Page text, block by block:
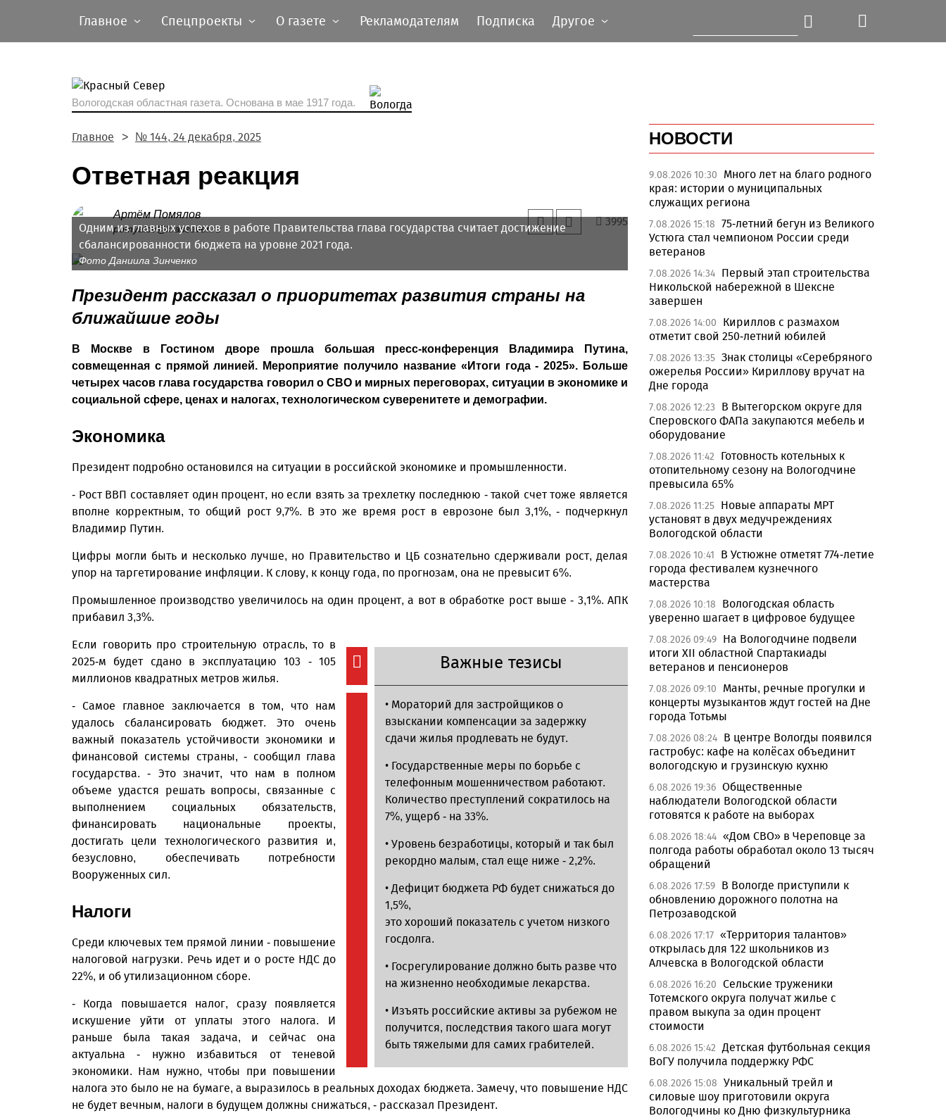
Главное Спецпроекты О газете Рекламодателям Подписка Другое
Вологодская областная газета. Основана в мае 1917 года.
Главное № 144, 24 декабря, 2025
Ответная реакция
Артём Помялов
pomyalov@krassever.ru
3995
Одним из главных успехов в работе Правительства глава государства считает достижение
сбалансированности бюджета на уровне 2021 года.
Фото Даниила Зинченко
Президент рассказал о приоритетах развития страны на
ближайшие годы
В Москве в Гостином дворе прошла большая пресс-конференция Владимира Путина,
совмещенная с прямой линией. Мероприятие получило название «Итоги года - 2025». Больше
четырех часов глава государства говорил о СВО и мирных переговорах, ситуации в экономике и
социальной сфере, ценах и налогах, технологическом суверенитете и демографии.
Экономика
Президент подробно остановился на ситуации в российской экономике и промышленности.
- Рост ВВП составляет один процент, но если взять за трехлетку последнюю - такой счет тоже является
вполне корректным, то общий рост 9,7%. В это же время рост в еврозоне был 3,1%, - подчеркнул
Владимир Путин.
Цифры могли быть и несколько лучше, но Правительство и ЦБ сознательно сдерживали рост, делая
упор на таргетирование инфляции. К слову, к концу года, по прогнозам, она не превысит 6%.
Промышленное производство увеличилось на один процент, а вот в обработке рост выше - 3,1%. АПК
прибавил 3,3%.
Важные тезисы
• Мораторий для застройщиков о
взыскании компенсации за задержку
сдачи жилья продлевать не будут.
• Государственные меры по борьбе с
телефонным мошенничеством работают.
Количество преступлений сократилось на
7%, ущерб - на 33%.
• Уровень безработицы, который и так был
рекордно малым, стал еще ниже - 2,2%.
• Дефицит бюджета РФ будет снижаться до
1,5%,
это хороший показатель с учетом низкого
госдолга.
• Госрегулирование должно быть разве что
на жизненно необходимые лекарства.
• Изъять российские активы за рубежом не
получится, последствия такого шага могут
быть тяжелыми для самих грабителей.
Если говорить про строительную отрасль, то в
2025-м будет сдано в эксплуатацию 103 - 105
миллионов квадратных метров жилья.
- Самое главное заключается в том, что нам
удалось сбалансировать бюджет. Это очень
важный показатель устойчивости экономики и
финансовой системы страны, - сообщил глава
государства. - Это значит, что нам в полном
объеме удастся решать вопросы, связанные с
выполнением социальных обязательств,
финансировать национальные проекты,
достигать цели технологического развития и,
безусловно, обеспечивать потребности
Вооруженных сил.
Налоги
Среди ключевых тем прямой линии - повышение
налоговой нагрузки. Речь идет и о росте НДС до
22%, и об утилизационном сборе.
- Когда повышается налог, сразу появляется
искушение уйти от уплаты этого налога. И
раньше была такая задача, и сейчас она
актуальна - нужно избавиться от теневой
экономики. Нам нужно, чтобы при повышении
налога это было не на бумаге, а выразилось в реальных доходах бюджета. Замечу, что повышение НДС
не будет вечным, налоги в будущем должны снижаться, - рассказал Президент.
НОВОСТИ
9.08.2026 10:30
Много лет на благо родного
края: истории о муниципальных
служащих региона
7.08.2026 15:18 75-летний бегун из Великого
Устюга стал чемпионом России среди
ветеранов
7.08.2026 14:34 Первый этап строительства
Никольской набережной в Шексне
завершен
7.08.2026 14:00
Кириллов с размахом
отметит свой 250-летний юбилей
7.08.2026 13:35 Знак столицы «Серебряного
ожерелья России» Кириллову вручат на
Дне города
7.08.2026 12:23
В Вытегорском округе для
Сперовского ФАПа закупаются мебель и
оборудование
7.08.2026 11:42
Готовность котельных к
отопительному сезону на Вологодчине
превысила 65%
7.08.2026 11:25 Новые аппараты МРТ
установят в двух медучреждениях
Вологодской области
7.08.2026 10:41
В Устюжне отметят 774-летие
города фестивалем кузнечного
мастерства
7.08.2026 10:18
Вологодская область
уверенно шагает в цифровое будущее
7.08.2026 09:49 На Вологодчине подвели
итоги XII областной Спартакиады
ветеранов и пенсионеров
7.08.2026 09:10
Манты, речные прогулки и
концерты музыкантов ждут гостей на Дне
города Тотьмы
7.08.2026 08:24 В центре Вологды появился
гастробус: кафе на колёсах объединит
вологодскую и грузинскую кухню
6.08.2026 19:36 Общественные
наблюдатели Вологодской области
готовятся к работе на выборах
6.08.2026 18:44 «Дом СВО» в Череповце за
полгода работы обработал около 13 тысяч
обращений
6.08.2026 17:59 В Вологде приступили к
обновлению дорожного полотна на
Петрозаводской
6.08.2026 17:17 «Территория талантов»
открылась для 122 школьников из
Алчевска в Вологодской области
6.08.2026 16:20 Сельские труженики
Тотемского округа получат жилье с
правом выкупа за один процент
стоимости
6.08.2026 15:42 Детская футбольная секция
ВоГУ получила поддержку РФС
6.08.2026 15:08 Уникальный трейл и
силовые шоу приготовили округа
Вологодчины ко Дню физкультурника